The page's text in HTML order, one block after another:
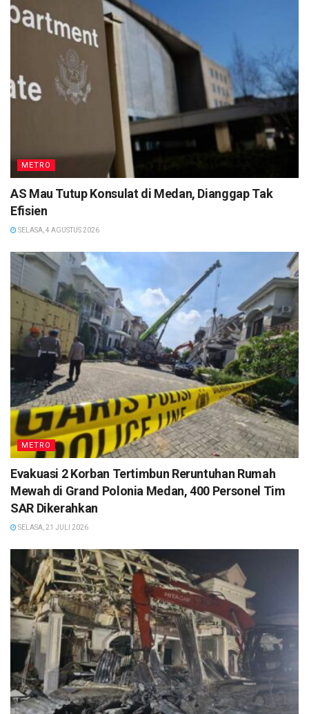
METRO
AS Mau Tutup Konsulat di Medan, Dianggap Tak
Efisien
SELASA, 4 AGUSTUS 2026
METRO
Evakuasi 2 Korban Tertimbun Reruntuhan Rumah
Mewah di Grand Polonia Medan, 400 Personel Tim
SAR Dikerahkan
SELASA, 21 JULI 2026